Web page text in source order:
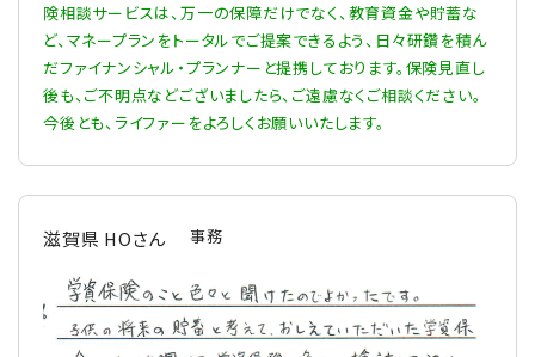
険相談サービスは、万一の保障だけでなく、教育資金や貯蓄な
ど、マネープランをトータルでご提案できるよう、日々研鑽を積ん
だファイナンシャル・プランナーと提携しております。保険見直し
後も、ご不明点などございましたら、ご遠慮なくご相談ください。
今後とも、ライファーをよろしくお願いいたします。
滋賀県 HOさん 事務